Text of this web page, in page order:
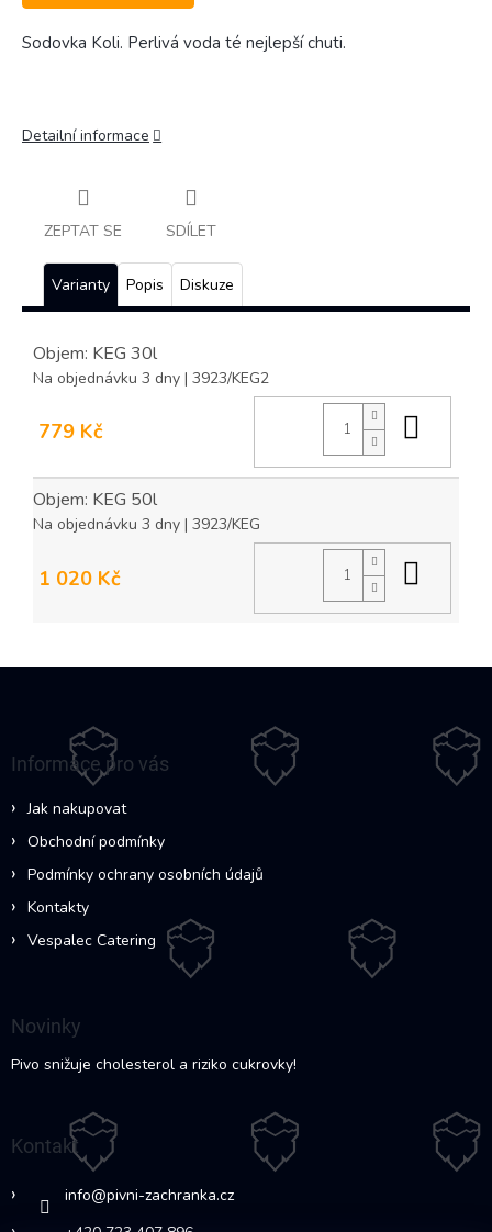
Sodovka Koli. Perlivá voda té nejlepší chuti.
Detailní informace
ZEPTAT SE SDÍLET
Varianty Popis Diskuze
Objem: KEG 30l
Na objednávku 3 dny | 3923/KEG2
779 Kč
Objem: KEG 50l
Na objednávku 3 dny | 3923/KEG
1 020 Kč
Informace pro vás
Jak nakupovat
Obchodní podmínky
Podmínky ochrany osobních údajů
Kontakty
Vespalec Catering
Novinky
Pivo snižuje cholesterol a riziko cukrovky!
Kontakt
info@pivni-zachranka.cz